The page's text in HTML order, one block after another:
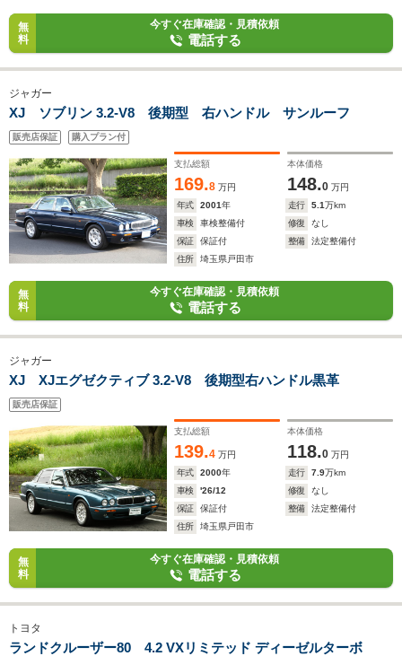
無
料
今すぐ在庫確認・見積依頼
電話する
ジャガー
XJ ソブリン 3.2-V8 後期型 右ハンドル サンルーフ
販売店保証 購入プラン付
支払総額
169.8 万円
本体価格
148.0 万円
年式
2001年 走行 5.1万km
車検
車検整備付 修復
なし
保証
保証付 整備
法定整備付
住所
埼玉県戸田市
無
料
今すぐ在庫確認・見積依頼
電話する
ジャガー
XJ XJエグゼクティブ 3.2-V8 後期型右ハンドル黒革
販売店保証
支払総額
139.4 万円
本体価格
118.0 万円
年式
2000年 走行 7.9万km
車検
'26/12 修復
なし
保証
保証付 整備
法定整備付
住所
埼玉県戸田市
無
料
今すぐ在庫確認・見積依頼
電話する
トヨタ
ランドクルーザー80 4.2 VXリミテッド ディーゼルターボ